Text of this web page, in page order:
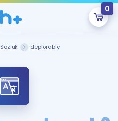
0
Şu An Boş.
onlarca eğitim seni
bekliyor!
Sözlük deplorable